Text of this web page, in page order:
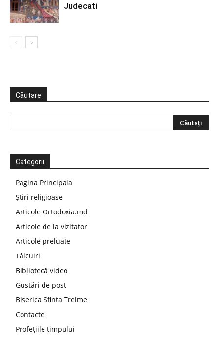
Judecati
Căutare
Categorii
Pagina Principala
Știri religioase
Articole Ortodoxia.md
Articole de la vizitatori
Articole preluate
Tâlcuiri
Bibliotecă video
Gustări de post
Biserica Sfinta Treime
Contacte
Profețiile timpului